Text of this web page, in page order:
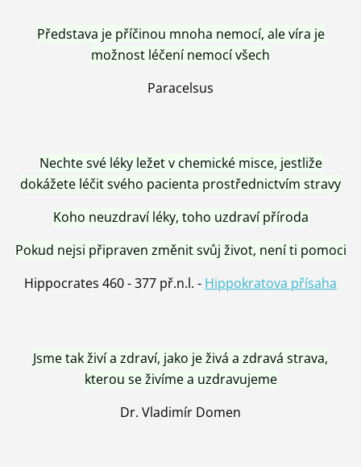
Představa je příčinou mnoha nemocí, ale víra je
možnost léčení nemocí všech
Paracelsus
Nechte své léky ležet v chemické misce, jestliže
dokážete léčit svého pacienta prostřednictvím stravy
Koho neuzdraví léky, toho uzdraví příroda
Pokud nejsi připraven změnit svůj život, není ti pomoci
Hippocrates 460 - 377 př.n.l. - Hippokratova přísaha
Jsme tak živí a zdraví, jako je živá a zdravá strava,
kterou se živíme a uzdravujeme
Dr. Vladimír Domen